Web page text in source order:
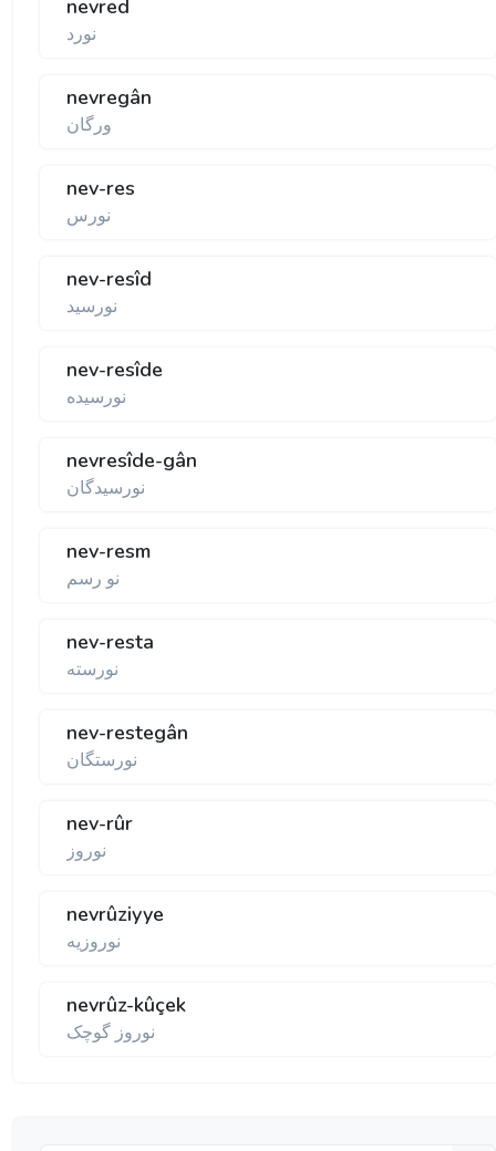
nevred
نورد
nevregân
ورگان
nev-res
نورس
nev-resîd
نورسيد
nev-resîde
نورسيده
nevresîde-gân
نورسيدگان
nev-resm
نو رسم
nev-resta
نورسته
nev-restegân
نورستگان
nev-rûr
نوروز
nevrûziyye
نوروزيه
nevrûz-kûçek
نوروز گوچک